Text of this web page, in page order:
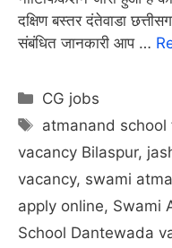
दक्षिण बस्तर दंतेवाडा
संबंधित जानकारी आप …
Categories
CG jobs
Tags
atmanand school
vacancy Bilaspur,
vacancy, swami
apply online, Swami
School Dantewada